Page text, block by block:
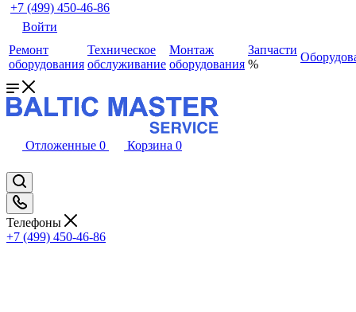
+7 (499) 450-46-86
Войти
Ремонт
оборудования
Техническое
обслуживание
Монтаж
оборудования
Запчасти
%
Отложенные 0 Корзина 0
Телефоны
+7 (499) 450-46-86